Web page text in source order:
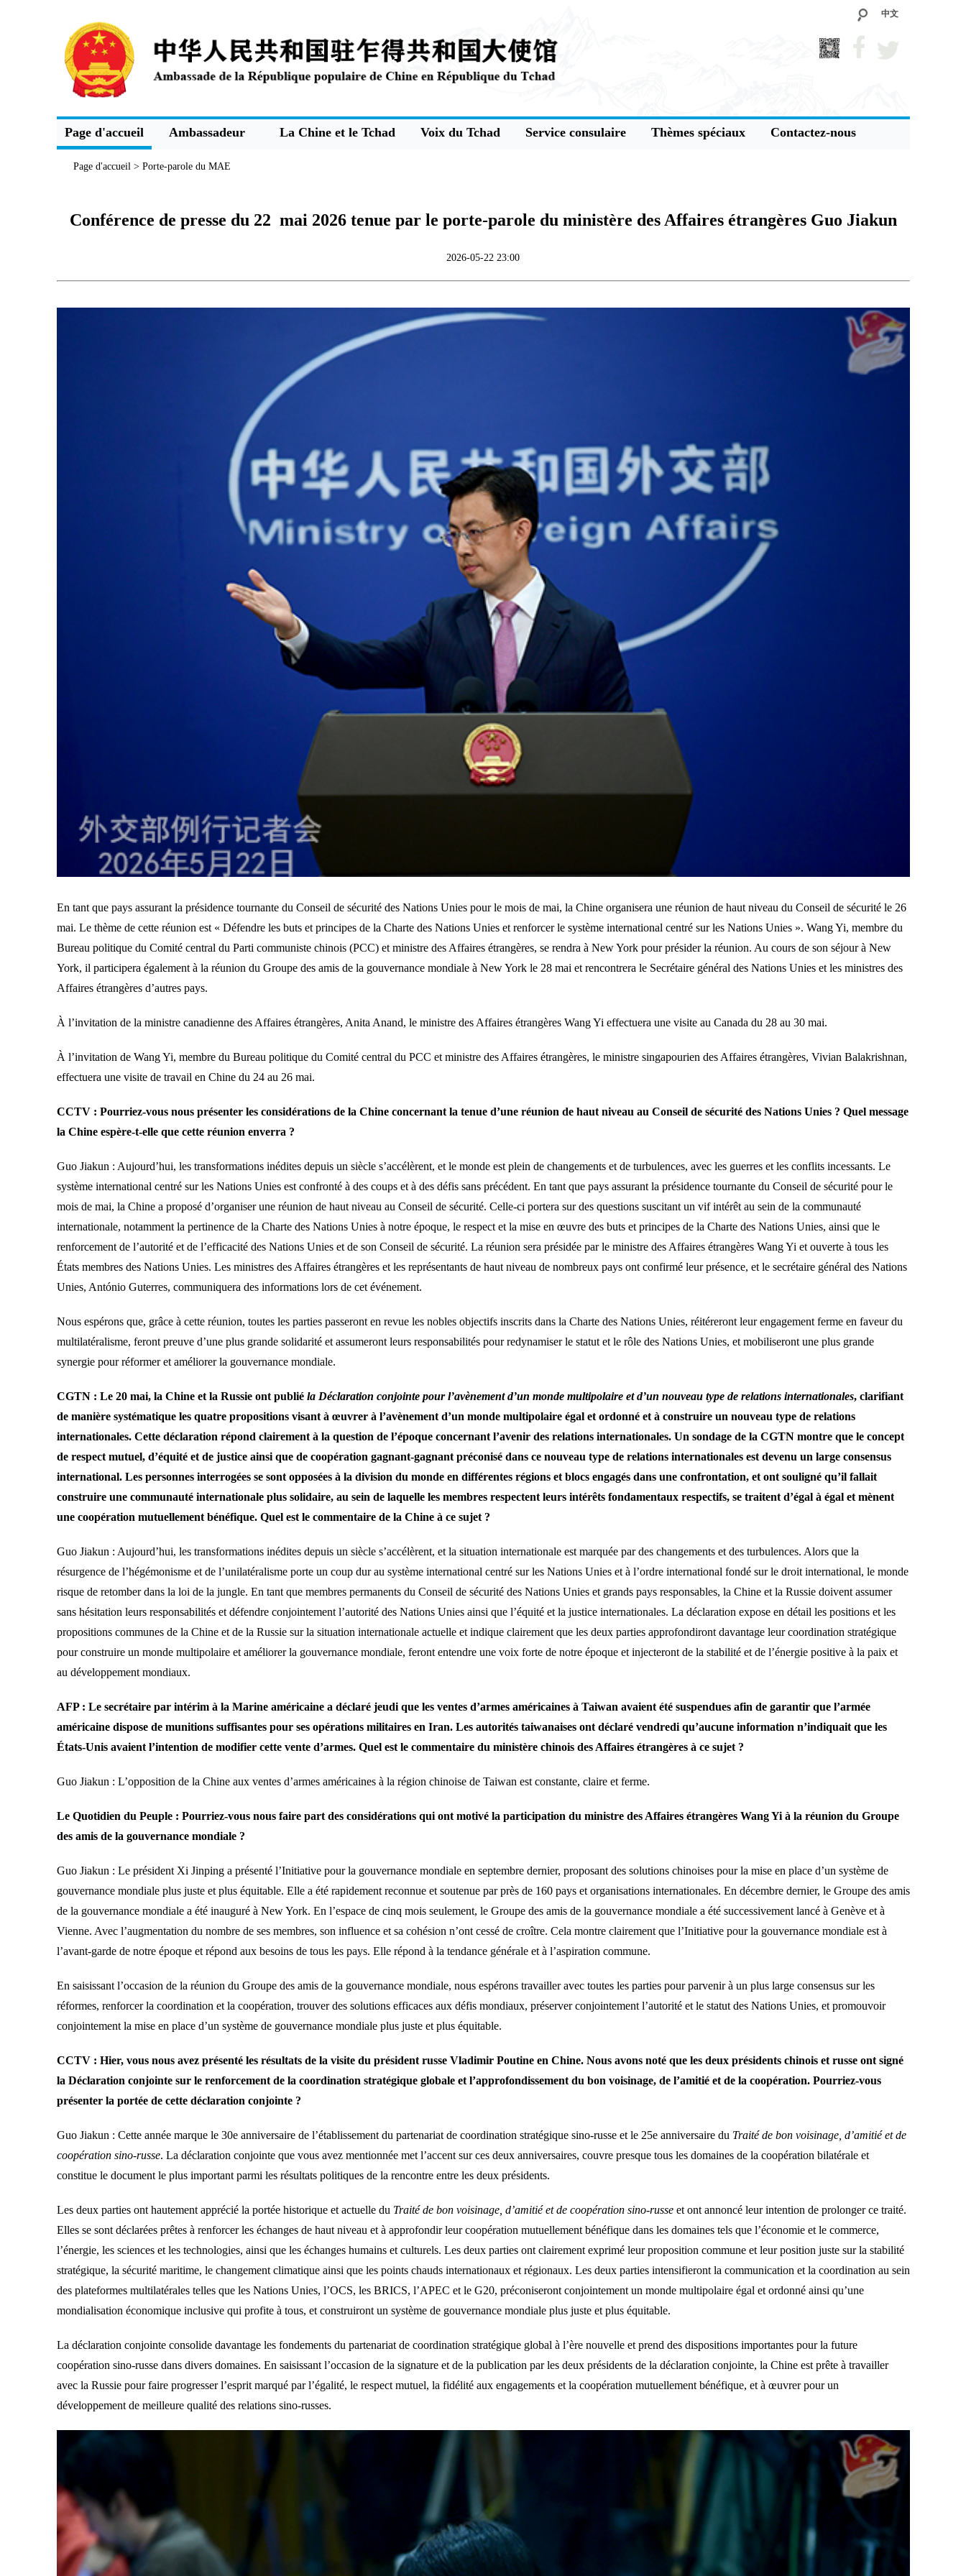
中文
Page d'accueil Ambassadeur La Chine et le Tchad Voix du Tchad Service consulaire Thèmes spéciaux Contactez-nous
Page d'accueil> Porte-parole du MAE
Conférence de presse du 22 mai 2026 tenue par le porte-parole du ministère des Affaires étrangères Guo Jiakun
2026-05-22 23:00
En tant que pays assurant la présidence tournante du Conseil de sécurité des Nations Unies pour le mois de mai, la Chine organisera une réunion de haut niveau du Conseil de sécurité le 26
mai. Le thème de cette réunion est « Défendre les buts et principes de la Charte des Nations Unies et renforcer le système international centré sur les Nations Unies ». Wang Yi, membre du
Bureau politique du Comité central du Parti communiste chinois (PCC) et ministre des Affaires étrangères, se rendra à New York pour présider la réunion. Au cours de son séjour à New
York, il participera également à la réunion du Groupe des amis de la gouvernance mondiale à New York le 28 mai et rencontrera le Secrétaire général des Nations Unies et les ministres des
Affaires étrangères d’autres pays.
À l’invitation de la ministre canadienne des Affaires étrangères, Anita Anand, le ministre des Affaires étrangères Wang Yi effectuera une visite au Canada du 28 au 30 mai.
À l’invitation de Wang Yi, membre du Bureau politique du Comité central du PCC et ministre des Affaires étrangères, le ministre singapourien des Affaires étrangères, Vivian Balakrishnan,
effectuera une visite de travail en Chine du 24 au 26 mai.
CCTV : Pourriez-vous nous présenter les considérations de la Chine concernant la tenue d’une réunion de haut niveau au Conseil de sécurité des Nations Unies ? Quel message
la Chine espère-t-elle que cette réunion enverra ?
Guo Jiakun : Aujourd’hui, les transformations inédites depuis un siècle s’accélèrent, et le monde est plein de changements et de turbulences, avec les guerres et les conflits incessants. Le
système international centré sur les Nations Unies est confronté à des coups et à des défis sans précédent. En tant que pays assurant la présidence tournante du Conseil de sécurité pour le
mois de mai, la Chine a proposé d’organiser une réunion de haut niveau au Conseil de sécurité. Celle-ci portera sur des questions suscitant un vif intérêt au sein de la communauté
internationale, notamment la pertinence de la Charte des Nations Unies à notre époque, le respect et la mise en œuvre des buts et principes de la Charte des Nations Unies, ainsi que le
renforcement de l’autorité et de l’efficacité des Nations Unies et de son Conseil de sécurité. La réunion sera présidée par le ministre des Affaires étrangères Wang Yi et ouverte à tous les
États membres des Nations Unies. Les ministres des Affaires étrangères et les représentants de haut niveau de nombreux pays ont confirmé leur présence, et le secrétaire général des Nations
Unies, António Guterres, communiquera des informations lors de cet événement.
Nous espérons que, grâce à cette réunion, toutes les parties passeront en revue les nobles objectifs inscrits dans la Charte des Nations Unies, réitéreront leur engagement ferme en faveur du
multilatéralisme, feront preuve d’une plus grande solidarité et assumeront leurs responsabilités pour redynamiser le statut et le rôle des Nations Unies, et mobiliseront une plus grande
synergie pour réformer et améliorer la gouvernance mondiale.
CGTN : Le 20 mai, la Chine et la Russie ont publié la Déclaration conjointe pour l’avènement d’un monde multipolaire et d’un nouveau type de relations internationales, clarifiant
de manière systématique les quatre propositions visant à œuvrer à l’avènement d’un monde multipolaire égal et ordonné et à construire un nouveau type de relations
internationales. Cette déclaration répond clairement à la question de l’époque concernant l’avenir des relations internationales. Un sondage de la CGTN montre que le concept
de respect mutuel, d’équité et de justice ainsi que de coopération gagnant-gagnant préconisé dans ce nouveau type de relations internationales est devenu un large consensus
international. Les personnes interrogées se sont opposées à la division du monde en différentes régions et blocs engagés dans une confrontation, et ont souligné qu’il fallait
construire une communauté internationale plus solidaire, au sein de laquelle les membres respectent leurs intérêts fondamentaux respectifs, se traitent d’égal à égal et mènent
une coopération mutuellement bénéfique. Quel est le commentaire de la Chine à ce sujet ?
Guo Jiakun : Aujourd’hui, les transformations inédites depuis un siècle s’accélèrent, et la situation internationale est marquée par des changements et des turbulences. Alors que la
résurgence de l’hégémonisme et de l’unilatéralisme porte un coup dur au système international centré sur les Nations Unies et à l’ordre international fondé sur le droit international, le monde
risque de retomber dans la loi de la jungle. En tant que membres permanents du Conseil de sécurité des Nations Unies et grands pays responsables, la Chine et la Russie doivent assumer
sans hésitation leurs responsabilités et défendre conjointement l’autorité des Nations Unies ainsi que l’équité et la justice internationales. La déclaration expose en détail les positions et les
propositions communes de la Chine et de la Russie sur la situation internationale actuelle et indique clairement que les deux parties approfondiront davantage leur coordination stratégique
pour construire un monde multipolaire et améliorer la gouvernance mondiale, feront entendre une voix forte de notre époque et injecteront de la stabilité et de l’énergie positive à la paix et
au développement mondiaux.
AFP : Le secrétaire par intérim à la Marine américaine a déclaré jeudi que les ventes d’armes américaines à Taiwan avaient été suspendues afin de garantir que l’armée
américaine dispose de munitions suffisantes pour ses opérations militaires en Iran. Les autorités taiwanaises ont déclaré vendredi qu’aucune information n’indiquait que les
États-Unis avaient l’intention de modifier cette vente d’armes. Quel est le commentaire du ministère chinois des Affaires étrangères à ce sujet ?
Guo Jiakun : L’opposition de la Chine aux ventes d’armes américaines à la région chinoise de Taiwan est constante, claire et ferme.
Le Quotidien du Peuple : Pourriez-vous nous faire part des considérations qui ont motivé la participation du ministre des Affaires étrangères Wang Yi à la réunion du Groupe
des amis de la gouvernance mondiale ?
Guo Jiakun : Le président Xi Jinping a présenté l’Initiative pour la gouvernance mondiale en septembre dernier, proposant des solutions chinoises pour la mise en place d’un système de
gouvernance mondiale plus juste et plus équitable. Elle a été rapidement reconnue et soutenue par près de 160 pays et organisations internationales. En décembre dernier, le Groupe des amis
de la gouvernance mondiale a été inauguré à New York. En l’espace de cinq mois seulement, le Groupe des amis de la gouvernance mondiale a été successivement lancé à Genève et à
Vienne. Avec l’augmentation du nombre de ses membres, son influence et sa cohésion n’ont cessé de croître. Cela montre clairement que l’Initiative pour la gouvernance mondiale est à
l’avant-garde de notre époque et répond aux besoins de tous les pays. Elle répond à la tendance générale et à l’aspiration commune.
En saisissant l’occasion de la réunion du Groupe des amis de la gouvernance mondiale, nous espérons travailler avec toutes les parties pour parvenir à un plus large consensus sur les
réformes, renforcer la coordination et la coopération, trouver des solutions efficaces aux défis mondiaux, préserver conjointement l’autorité et le statut des Nations Unies, et promouvoir
conjointement la mise en place d’un système de gouvernance mondiale plus juste et plus équitable.
CCTV : Hier, vous nous avez présenté les résultats de la visite du président russe Vladimir Poutine en Chine. Nous avons noté que les deux présidents chinois et russe ont signé
la Déclaration conjointe sur le renforcement de la coordination stratégique globale et l’approfondissement du bon voisinage, de l’amitié et de la coopération. Pourriez-vous
présenter la portée de cette déclaration conjointe ?
Guo Jiakun : Cette année marque le 30e anniversaire de l’établissement du partenariat de coordination stratégique sino-russe et le 25e anniversaire du Traité de bon voisinage, d’amitié et de
coopération sino-russe. La déclaration conjointe que vous avez mentionnée met l’accent sur ces deux anniversaires, couvre presque tous les domaines de la coopération bilatérale et
constitue le document le plus important parmi les résultats politiques de la rencontre entre les deux présidents.
Les deux parties ont hautement apprécié la portée historique et actuelle du Traité de bon voisinage, d’amitié et de coopération sino-russeet ont annoncé leur intention de prolonger ce traité.
Elles se sont déclarées prêtes à renforcer les échanges de haut niveau et à approfondir leur coopération mutuellement bénéfique dans les domaines tels que l’économie et le commerce,
l’énergie, les sciences et les technologies, ainsi que les échanges humains et culturels. Les deux parties ont clairement exprimé leur proposition commune et leur position juste sur la stabilité
stratégique, la sécurité maritime, le changement climatique ainsi que les points chauds internationaux et régionaux. Les deux parties intensifieront la communication et la coordination au sein
des plateformes multilatérales telles que les Nations Unies, l’OCS, les BRICS, l’APEC et le G20, préconiseront conjointement un monde multipolaire égal et ordonné ainsi qu’une
mondialisation économique inclusive qui profite à tous, et construiront un système de gouvernance mondiale plus juste et plus équitable.
La déclaration conjointe consolide davantage les fondements du partenariat de coordination stratégique global à l’ère nouvelle et prend des dispositions importantes pour la future
coopération sino-russe dans divers domaines. En saisissant l’occasion de la signature et de la publication par les deux présidents de la déclaration conjointe, la Chine est prête à travailler
avec la Russie pour faire progresser l’esprit marqué par l’égalité, le respect mutuel, la fidélité aux engagements et la coopération mutuellement bénéfique, et à œuvrer pour un
développement de meilleure qualité des relations sino-russes.